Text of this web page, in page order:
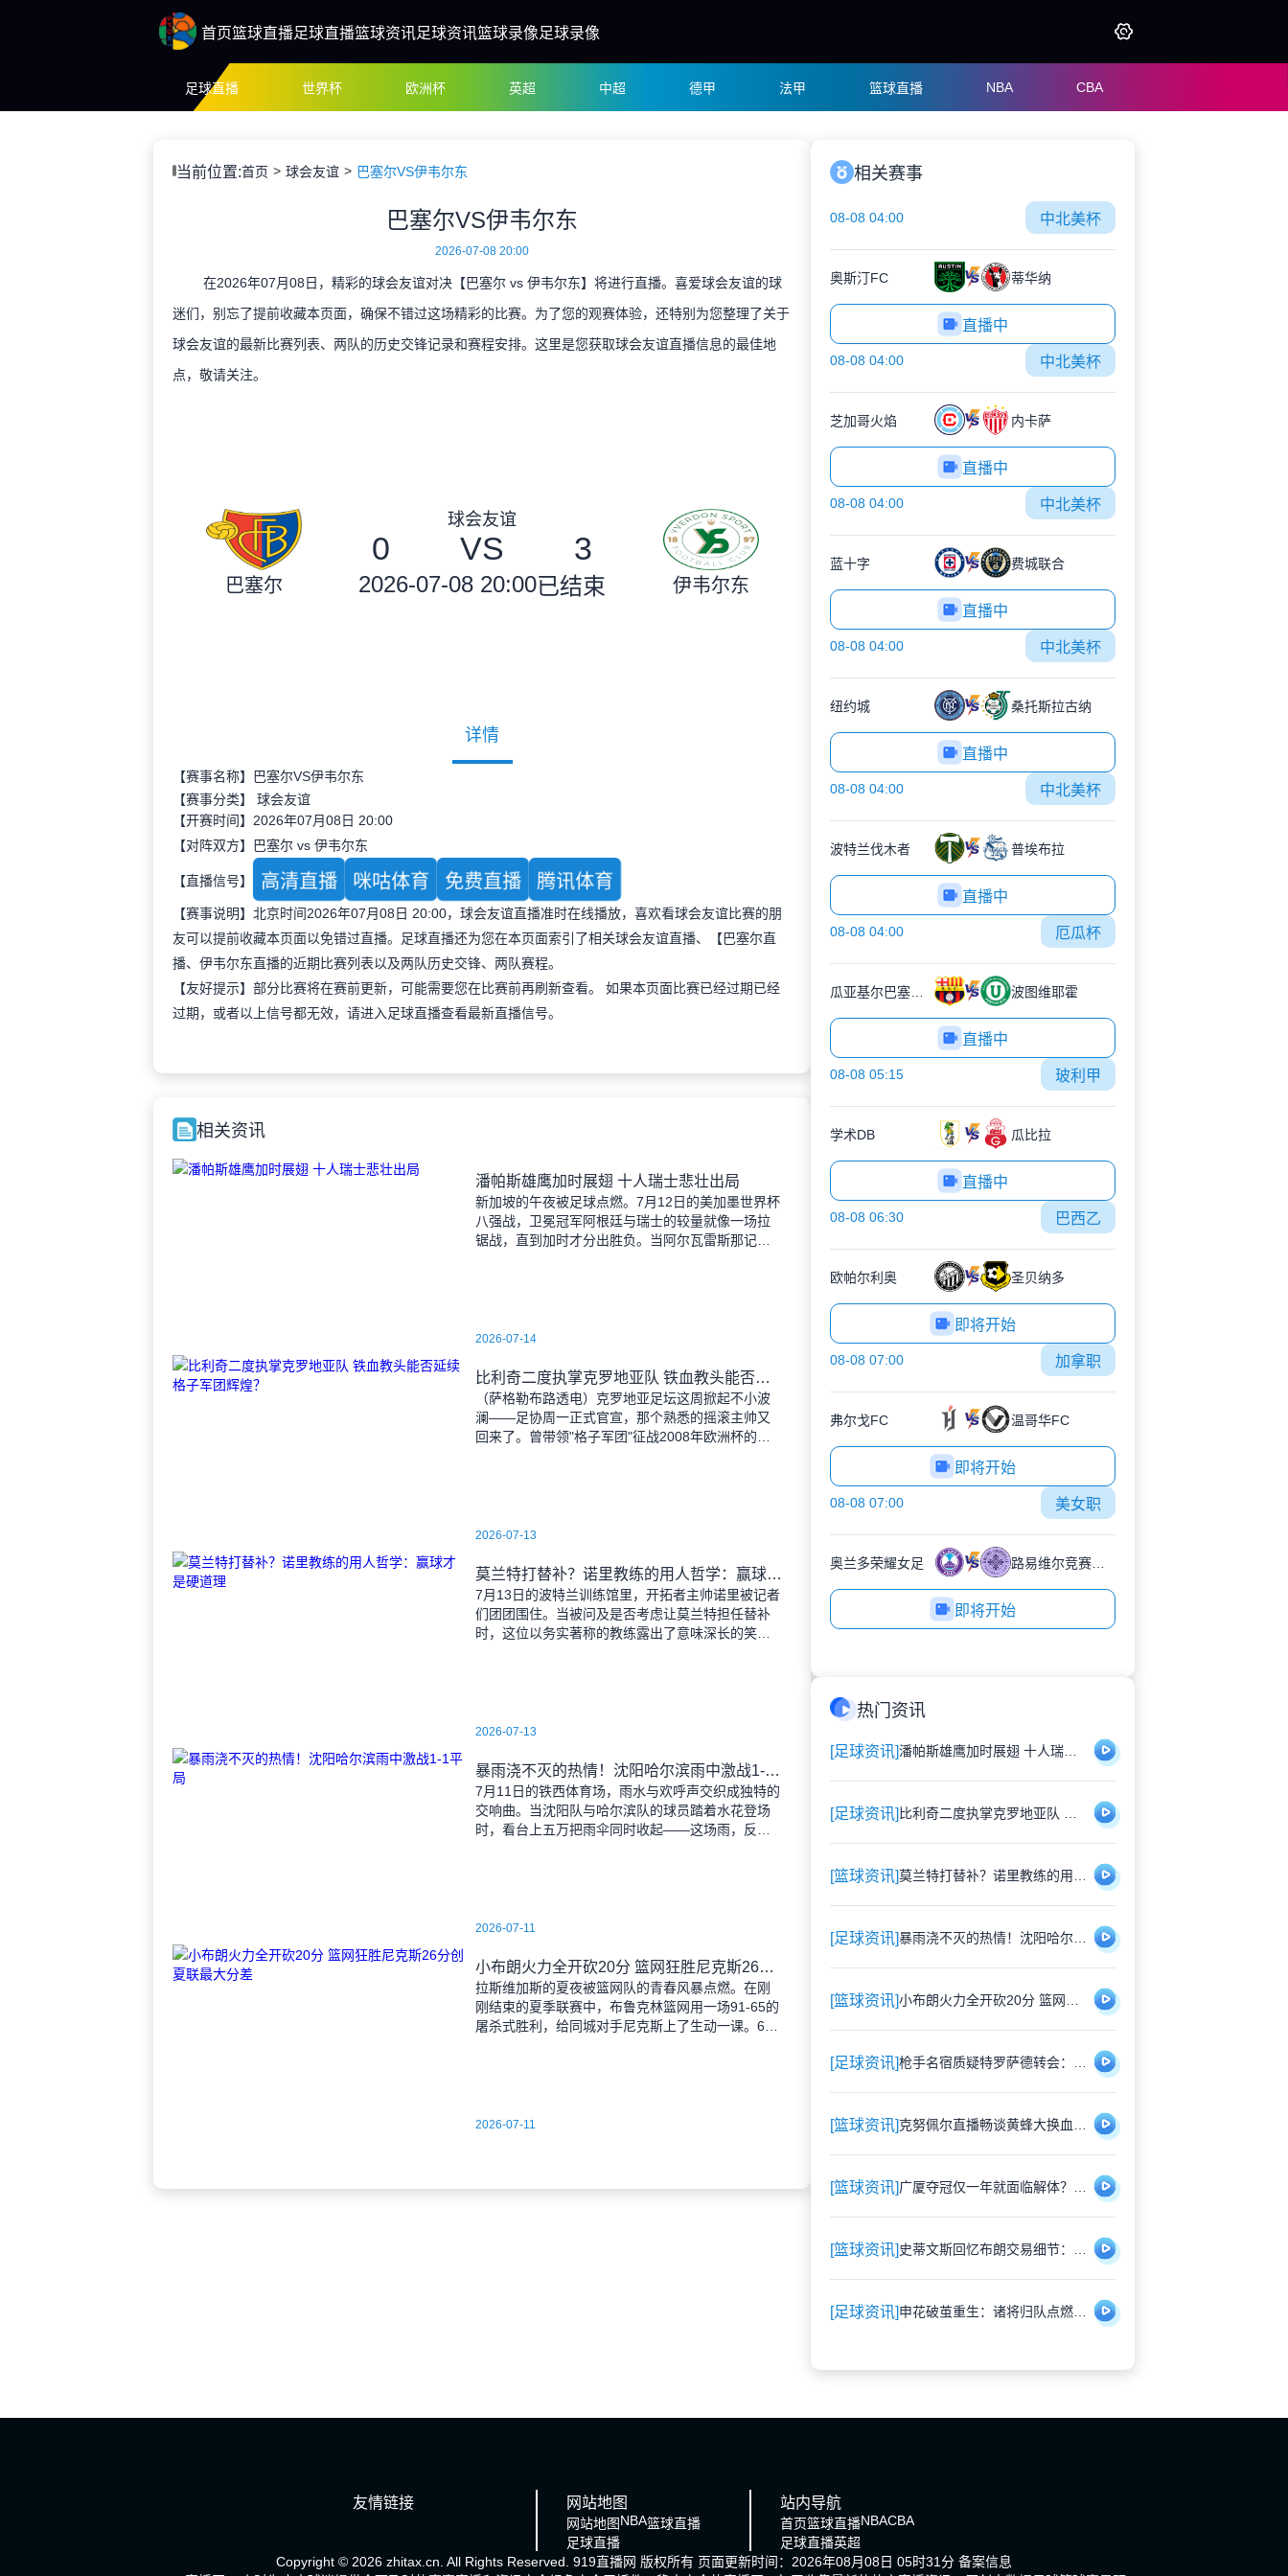
首页篮球直播足球直播篮球资讯足球资讯篮球录像足球录像
足球直播 世界杯 欧洲杯 英超 中超 德甲 法甲 篮球直播 NBA CBA
当前位置:首页 球会友谊 巴塞尔VS伊韦尔东
巴塞尔VS伊韦尔东
2026-07-08 20:00
在2026年07月08日，精彩的球会友谊对决【巴塞尔 vs 伊韦尔东】将进行直播。喜爱球会友谊的球
迷们，别忘了提前收藏本页面，确保不错过这场精彩的比赛。为了您的观赛体验，还特别为您整理了关于
球会友谊的最新比赛列表、两队的历史交锋记录和赛程安排。这里是您获取球会友谊直播信息的最佳地
点，敬请关注。
巴塞尔
球会友谊
0 VS 3
2026-07-08 20:00已结束 伊韦尔东
详情
【赛事名称】巴塞尔VS伊韦尔东
【赛事分类】 球会友谊
【开赛时间】2026年07月08日 20:00
【对阵双方】巴塞尔 vs 伊韦尔东
【直播信号】 高清直播 咪咕体育 免费直播 腾讯体育
【赛事说明】北京时间2026年07月08日 20:00，球会友谊直播准时在线播放，喜欢看球会友谊比赛的朋
友可以提前收藏本页面以免错过直播。足球直播还为您在本页面索引了相关球会友谊直播、【巴塞尔直
播、伊韦尔东直播的近期比赛列表以及两队历史交锋、两队赛程。
【友好提示】部分比赛将在赛前更新，可能需要您在比赛前再刷新查看。 如果本页面比赛已经过期已经
过期，或者以上信号都无效，请进入足球直播查看最新直播信号。
相关资讯
潘帕斯雄鹰加时展翅 十人瑞士悲壮出局
新加坡的午夜被足球点燃。7月12日的美加墨世界杯
八强战，卫冕冠军阿根廷与瑞士的较量就像一场拉
锯战，直到加时才分出胜负。当阿尔瓦雷斯那记弧
2026-07-14
比利奇二度执掌克罗地亚队 铁血教头能否延续格子军团辉煌？
（萨格勒布路透电）克罗地亚足坛这周掀起不小波
澜——足协周一正式官宣，那个熟悉的摇滚主帅又
回来了。曾带领"格子军团"征战2008年欧洲杯的比
2026-07-13
莫兰特打替补？诺里教练的用人哲学：赢球才是硬道理
7月13日的波特兰训练馆里，开拓者主帅诺里被记者
们团团围住。当被问及是否考虑让莫兰特担任替补
时，这位以务实著称的教练露出了意味深长的笑
2026-07-13
暴雨浇不灭的热情！沈阳哈尔滨雨中激战1-1平局
7月11日的铁西体育场，雨水与欢呼声交织成独特的
交响曲。当沈阳队与哈尔滨队的球员踏着水花登场
时，看台上五万把雨伞同时收起——这场雨，反倒
2026-07-11
小布朗火力全开砍20分 篮网狂胜尼克斯26分创夏联最大分差
拉斯维加斯的夏夜被篮网队的青春风暴点燃。在刚
刚结束的夏季联赛中，布鲁克林篮网用一场91-65的
屠杀式胜利，给同城对手尼克斯上了生动一课。6号
2026-07-11
相关赛事
08-08 04:00 中北美杯
奥斯汀FC 蒂华纳
直播中
08-08 04:00 中北美杯
芝加哥火焰 内卡萨
直播中
08-08 04:00 中北美杯
蓝十字 费城联合
直播中
08-08 04:00 中北美杯
纽约城 桑托斯拉古纳
直播中
08-08 04:00 中北美杯
波特兰伐木者 普埃布拉
直播中
08-08 04:00 厄瓜杯
波图维耶霍
直播中
08-08 05:15 玻利甲
学术DB 瓜比拉
直播中
08-08 06:30 巴西乙
欧帕尔利奥 圣贝纳多
即将开始
08-08 07:00 加拿职
弗尔戈FC 温哥华FC
即将开始
08-08 07:00 美女职
奥兰多荣耀女足 路易维尔竞赛女足
即将开始
热门资讯
[足球资讯]
[足球资讯]
[篮球资讯]
[足球资讯]
[篮球资讯]
[足球资讯]
[篮球资讯]
[篮球资讯]
[篮球资讯]
[足球资讯]
友情链接 网站地图
网站地图NBA篮球直播
足球直播
站内导航
首页篮球直播NBACBA
足球直播英超
Copyright © 2026 zhitax.cn. All Rights Reserved. 919直播网 版权所有 页面更新时间：2026年08月08日 05时31分 备案信息